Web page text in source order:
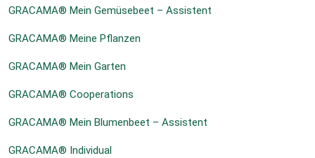
GRACAMA® Mein Gemüsebeet – Assistent
GRACAMA® Meine Pflanzen
GRACAMA® Mein Garten
GRACAMA® Cooperations
GRACAMA® Mein Blumenbeet – Assistent
GRACAMA® Individual